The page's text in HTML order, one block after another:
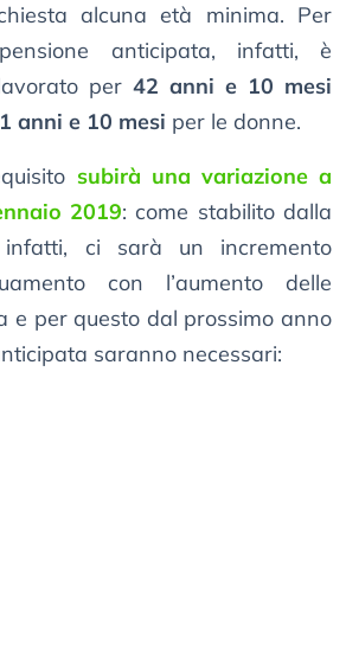
alcuna età minima. Per
anticipata, infatti, è
per 42 anni e 10 mesi
anni e 10 mesi per le donne.
subirà una variazione a
2019: come stabilito dalla
infatti, ci sarà un incremento
con l’aumento delle
e per questo dal prossimo anno
saranno necessari: